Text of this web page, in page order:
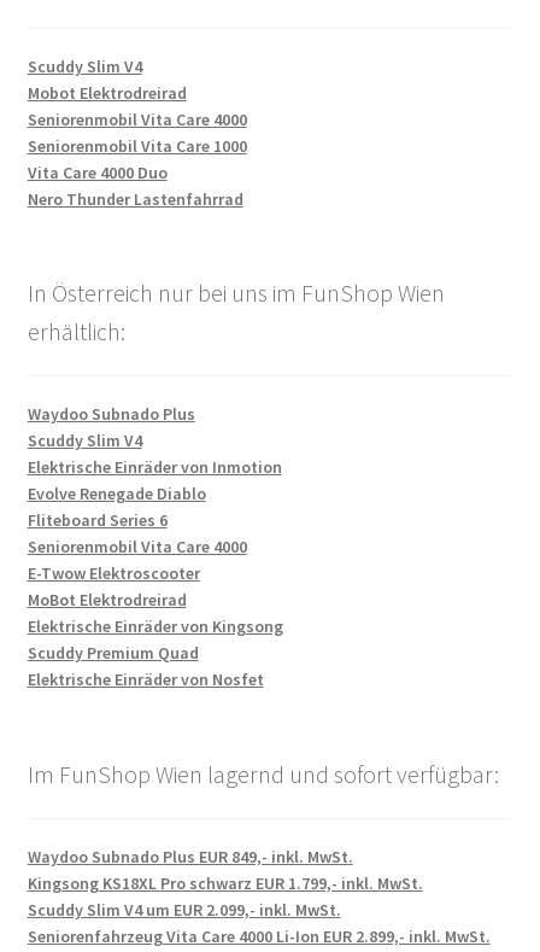
Scuddy Slim V4
Mobot Elektrodreirad
Seniorenmobil Vita Care 4000
Seniorenmobil Vita Care 1000
Vita Care 4000 Duo
Nero Thunder Lastenfahrrad
In Österreich nur bei uns im FunShop Wien
erhältlich:
Waydoo Subnado Plus
Scuddy Slim V4
Elektrische Einräder von Inmotion
Evolve Renegade Diablo
Fliteboard Series 6
Seniorenmobil Vita Care 4000
E-Twow Elektroscooter
MoBot Elektrodreirad
Elektrische Einräder von Kingsong
Scuddy Premium Quad
Elektrische Einräder von Nosfet
Im FunShop Wien lagernd und sofort verfügbar:
Waydoo Subnado Plus EUR 849,- inkl. MwSt.
Kingsong KS18XL Pro schwarz EUR 1.799,- inkl. MwSt.
Scuddy Slim V4 um EUR 2.099,- inkl. MwSt.
Seniorenfahrzeug Vita Care 4000 Li-Ion EUR 2.899,- inkl. MwSt.